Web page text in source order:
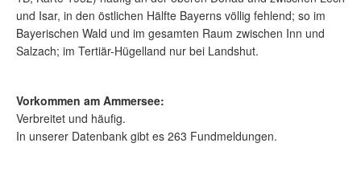
und Isar, in den östlichen Hälfte Bayerns völlig fehlend; so im
Bayerischen Wald und im gesamten Raum zwischen Inn und
Salzach; im Tertiär-Hügelland nur bei Landshut.
Vorkommen am Ammersee:
Verbreitet und häufig.
In unserer Datenbank gibt es 263 Fundmeldungen.